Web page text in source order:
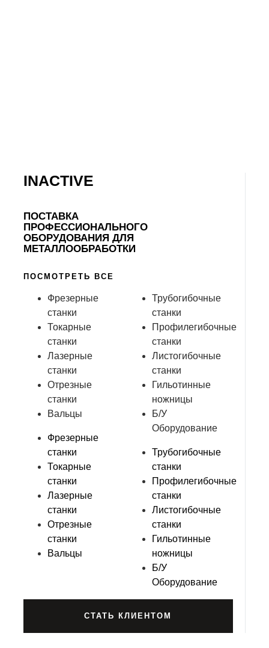
INACTIVE
ПОСТАВКА
ПРОФЕССИОНАЛЬНОГО
ОБОРУДОВАНИЯ ДЛЯ
МЕТАЛЛООБРАБОТКИ
ПОСМОТРЕТЬ ВСЕ
Фрезерные
станки
Токарные
станки
Лазерные
станки
Отрезные
станки
Вальцы
Фрезерные
станки
Токарные
станки
Лазерные
станки
Отрезные
станки
Вальцы
Трубогибочные
станки
Профилегибочные
станки
Листогибочные
станки
Гильотинные
ножницы
Б/У
Оборудование
Трубогибочные
станки
Профилегибочные
станки
Листогибочные
станки
Гильотинные
ножницы
Б/У
Оборудование
СТАТЬ КЛИЕНТОМ